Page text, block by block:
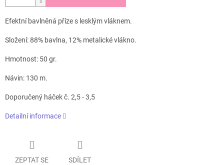
Efektní bavlněná příze s lesklým vláknem.
Složení: 88% bavlna, 12% metalické vlákno.
Hmotnost: 50 gr.
Návin: 130 m.
Doporučený háček č. 2,5 - 3,5
Detailní informace
ZEPTAT SE SDÍLET